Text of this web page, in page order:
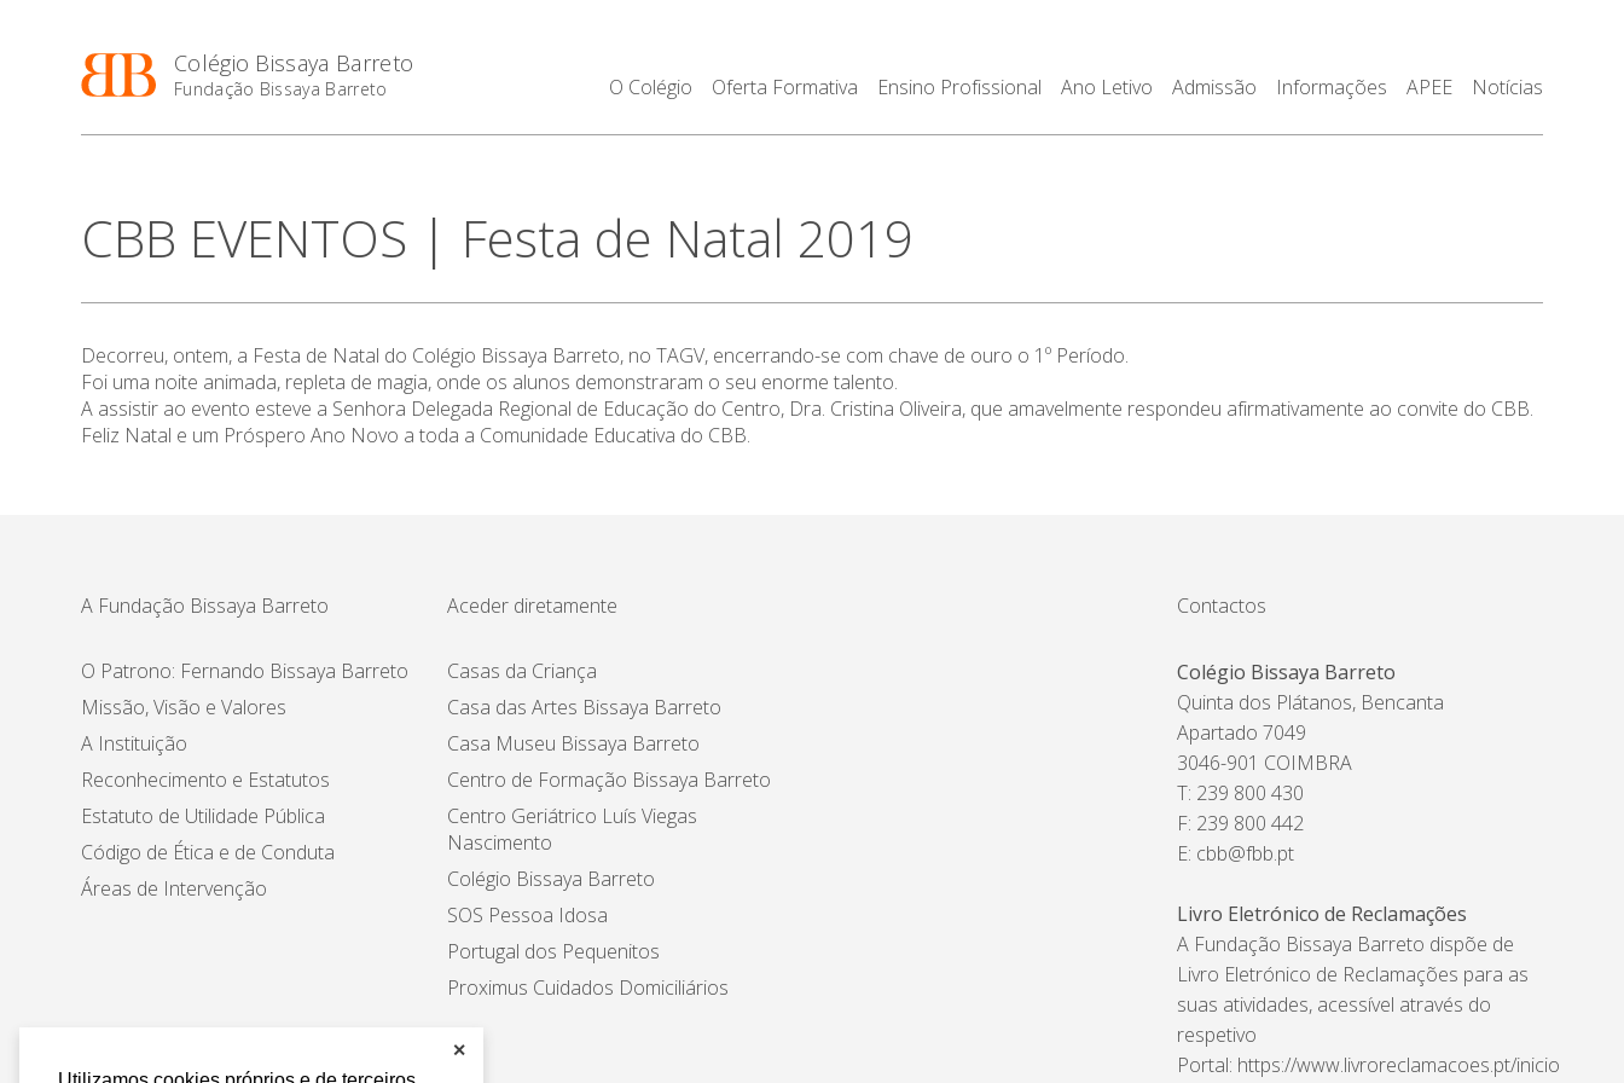
✕
Colégio Bissaya Barreto
Fundação Bissaya Barreto O Colégio Oferta Formativa Ensino Profissional Ano Letivo Admissão Informações APEE Notícias
CBB EVENTOS | Festa de Natal 2019
Decorreu, ontem, a Festa de Natal do Colégio Bissaya Barreto, no TAGV, encerrando-se com chave de ouro o 1º Período.
Foi uma noite animada, repleta de magia, onde os alunos demonstraram o seu enorme talento.
A assistir ao evento esteve a Senhora Delegada Regional de Educação do Centro, Dra. Cristina Oliveira, que amavelmente respondeu afirmativamente ao convite do CBB.
Feliz Natal e um Próspero Ano Novo a toda a Comunidade Educativa do CBB.
A Fundação Bissaya Barreto
O Patrono: Fernando Bissaya Barreto
Missão, Visão e Valores
A Instituição
Reconhecimento e Estatutos
Estatuto de Utilidade Pública
Código de Ética e de Conduta
Áreas de Intervenção
Aceder diretamente
Casas da Criança
Casa das Artes Bissaya Barreto
Casa Museu Bissaya Barreto
Centro de Formação Bissaya Barreto
Centro Geriátrico Luís Viegas
Nascimento
Colégio Bissaya Barreto
SOS Pessoa Idosa
Portugal dos Pequenitos
Proximus Cuidados Domiciliários
Contactos
Colégio Bissaya Barreto
Quinta dos Plátanos, Bencanta
Apartado 7049
3046-901 COIMBRA
T: 239 800 430
F: 239 800 442
E: cbb@fbb.pt
Livro Eletrónico de Reclamações
A Fundação Bissaya Barreto dispõe de
Livro Eletrónico de Reclamações para as
suas atividades, acessível através do
respetivo
Portal: https://www.livroreclamacoes.pt/inicio